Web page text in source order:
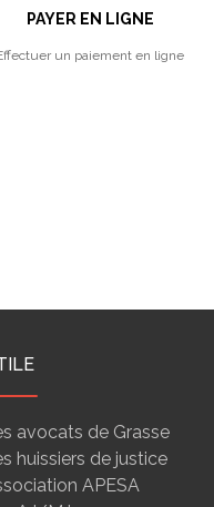
PAYER EN LIGNE
un paiement en ligne
avocats de Grasse
huissiers de justice
APESA